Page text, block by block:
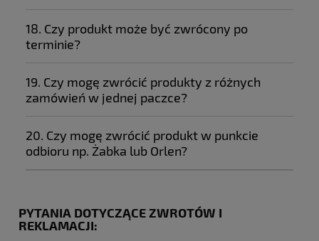
18. Czy produkt może być zwrócony po
terminie?
19. Czy mogę zwrócić produkty z różnych
zamówień w jednej paczce?
20. Czy mogę zwrócić produkt w punkcie
odbioru np. Żabka lub Orlen?
PYTANIA DOTYCZĄCE ZWROTÓW I
REKLAMACJI: